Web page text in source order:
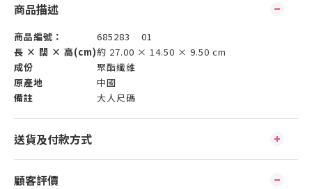
商品描述
商品編號：
685283 01
長 × 闊 × 高(cm)約 27.00 × 14.50 × 9.50 cm
成份
聚酯纖維
原產地
中國
備註
大人尺碼
送貨及付款方式
顧客評價